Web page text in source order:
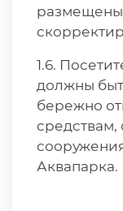
размещены
1.6.
должны
бережно
Аквапарка.